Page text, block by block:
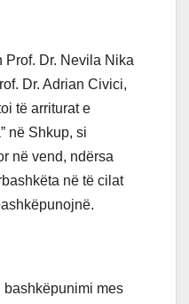
Prof. Dr. Nevila Nika
Dr. Adrian Civici,
të arriturat e
në Shkup, si
në vend, ndërsa
në të cilat
bashkëpunimi mes